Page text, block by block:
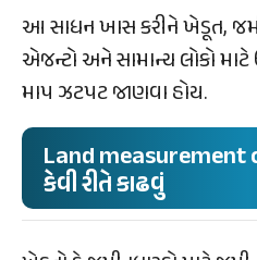
આ સાધન ખાસ કરીને ખેડૂત,
એજન્ટો અને સામાન્ય લોકો
માપ ઝટપટ જાણવા હોય.
Land measurement
કેવી રીતે કાઢવું